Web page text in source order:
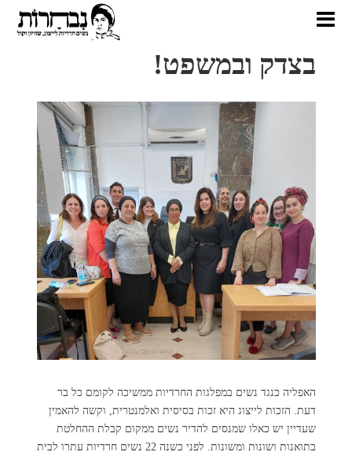
בצדק ובמשפט!
האפליה כנגד נשים במפלגות החרדיות ממשיכה לקומם כל בר
דעת. הזכות לייצוג היא זכות בסיסית ואלמנטרית, וקשה להאמין
שעדיין יש כאלו שמנסים להדיר נשים ממקום קבלת ההחלטת
בתואנות ושונות ומשונות. לפני כשנה 22 נשים חרדיות עתרו לבית